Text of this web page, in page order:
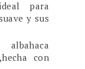
para
y sus
con